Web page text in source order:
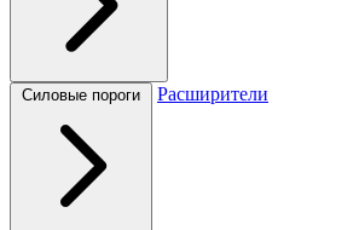
Силовые пороги Расширители